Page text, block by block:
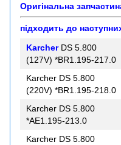
Оригінальна
підходить до
KarcherDS 5.800
(127V) *BR1.195-217.0
Karcher DS 5.800
(220V) *BR1.195-218.0
Karcher DS 5.800
*AE1.195-213.0
Karcher DS 5.800